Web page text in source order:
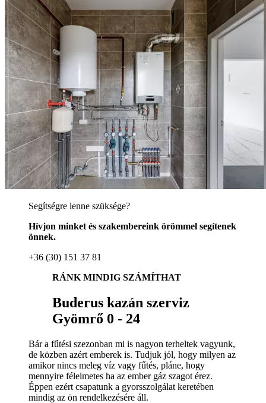
Segítségre lenne szüksége?
Hívjon minket és szakembereink örömmel segítenek
önnek.
+36 (30) 151 37 81
RÁNK MINDIG SZÁMÍTHAT
Buderus kazán szerviz
Gyömrő 0 - 24
Bár a fűtési szezonban mi is nagyon terheltek vagyunk,
de közben azért emberek is. Tudjuk jól, hogy milyen az
amikor nincs meleg víz vagy fűtés, pláne, hogy
mennyire félelmetes ha az ember gáz szagot érez.
Éppen ezért csapatunk a gyorsszolgálat keretében
mindig az ön rendelkezésére áll.